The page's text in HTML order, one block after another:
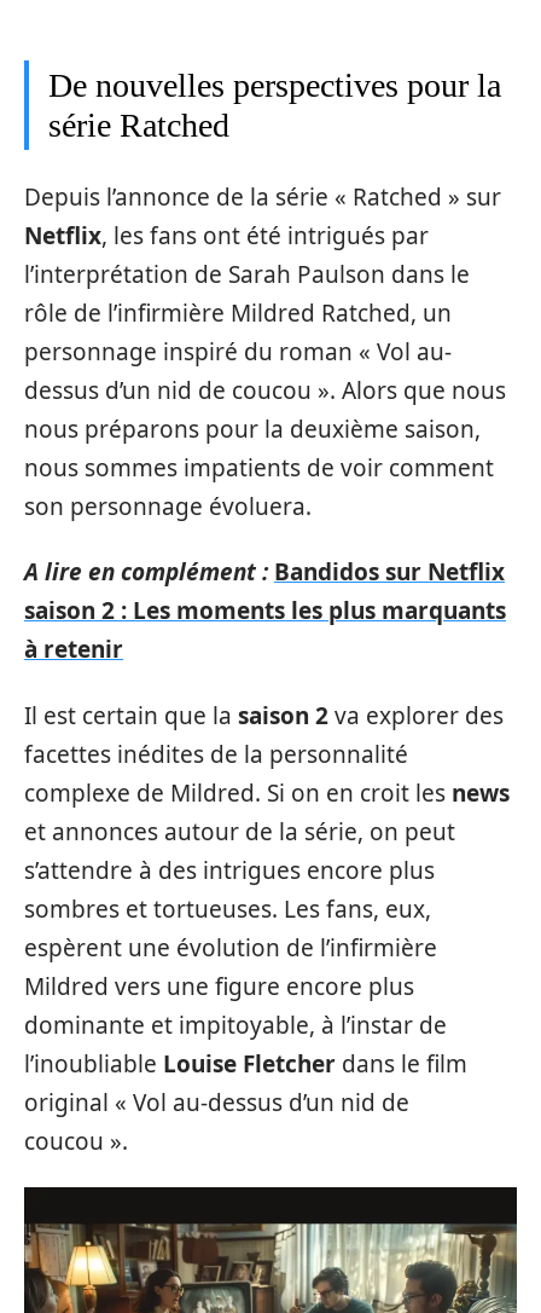
De nouvelles perspectives pour la
série Ratched
Depuis l’annonce de la série « Ratched » sur
Netflix, les fans ont été intrigués par
l’interprétation de Sarah Paulson dans le
rôle de l’infirmière Mildred Ratched, un
personnage inspiré du roman « Vol au-
dessus d’un nid de coucou ». Alors que nous
nous préparons pour la deuxième saison,
nous sommes impatients de voir comment
son personnage évoluera.
A lire en complément : Bandidos sur Netflix
saison 2 : Les moments les plus marquants
à retenir
Il est certain que la saison 2va explorer des
facettes inédites de la personnalité
complexe de Mildred. Si on en croit les news
et annonces autour de la série, on peut
s’attendre à des intrigues encore plus
sombres et tortueuses. Les fans, eux,
espèrent une évolution de l’infirmière
Mildred vers une figure encore plus
dominante et impitoyable, à l’instar de
l’inoubliable Louise Fletcher dans le film
original « Vol au-dessus d’un nid de
coucou ».